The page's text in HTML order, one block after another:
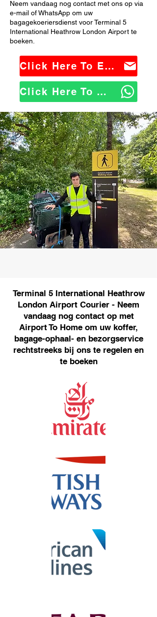
Neem vandaag nog contact met ons op via
e-mail of WhatsApp om uw
bagagekoeriersdienst voor Terminal 5
International Heathrow London Airport te
boeken.
Click Here To Email Us
Click Here To WhatsApp Us
Terminal 5 International Heathrow
London Airport Courier - Neem
vandaag nog contact op met
Airport To Home om uw koffer,
bagage-ophaal- en bezorgservice
rechtstreeks bij ons te regelen en
te boeken